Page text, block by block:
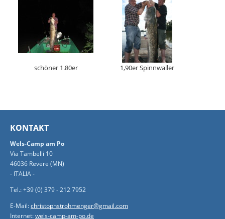
schöner 1.80er 1,90er Spinnwaller
KONTAKT
Wels-Camp am Po
Via Tambelli 10
46036 Revere (MN)
- ITALIA -
Tel.: +39 (0) 379 - 212 7952
E-Mail:christophstrohmenger@gmail.com
Internet:wels-camp-am-po.de